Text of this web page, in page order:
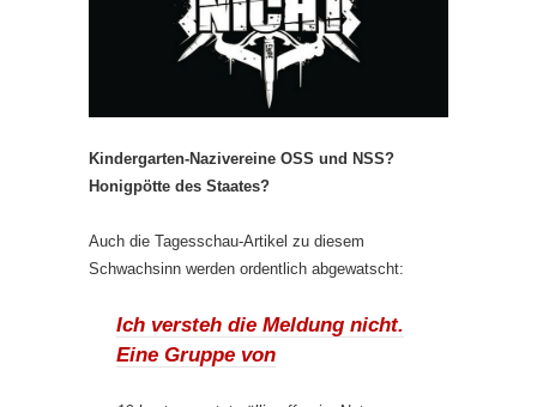
Kindergarten-Nazivereine OSS und NSS?
Honigpötte des Staates?
Auch die Tagesschau-Artikel zu diesem
Schwachsinn werden ordentlich abgewatscht:
Ich versteh die Meldung nicht.
Eine Gruppe von